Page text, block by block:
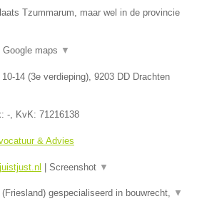
Tzummarum, maar wel in de provincie
Google maps ▼
14 (3e verdieping), 9203 DD Drachten
-, KvK: 71216138
& Advies
Screenshot ▼
gespecialiseerd in bouwrecht, ▼